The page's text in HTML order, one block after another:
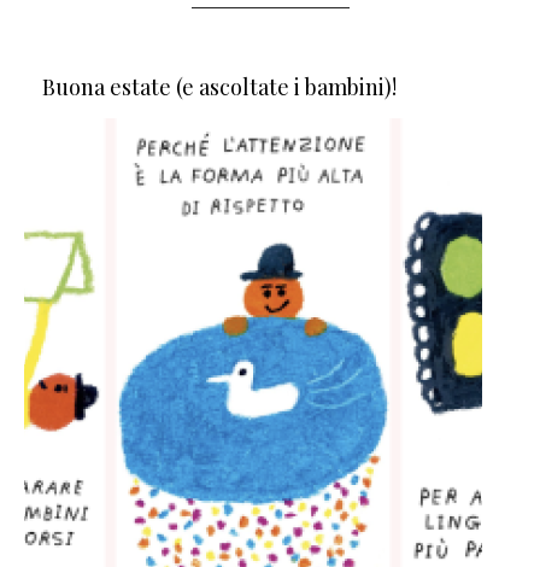
Buona estate (e ascoltate i bambini)!